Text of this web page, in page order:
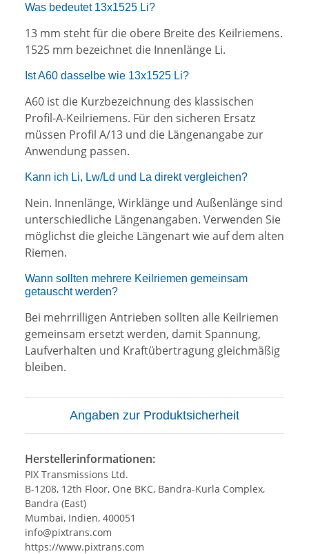
Was bedeutet 13x1525 Li?
13 mm steht für die obere Breite des Keilriemens.
1525 mm bezeichnet die Innenlänge Li.
Ist A60 dasselbe wie 13x1525 Li?
A60 ist die Kurzbezeichnung des klassischen
Profil-A-Keilriemens. Für den sicheren Ersatz
müssen Profil A/13 und die Längenangabe zur
Anwendung passen.
Kann ich Li, Lw/Ld und La direkt vergleichen?
Nein. Innenlänge, Wirklänge und Außenlänge sind
unterschiedliche Längenangaben. Verwenden Sie
möglichst die gleiche Längenart wie auf dem alten
Riemen.
Wann sollten mehrere Keilriemen gemeinsam
getauscht werden?
Bei mehrrilligen Antrieben sollten alle Keilriemen
gemeinsam ersetzt werden, damit Spannung,
Laufverhalten und Kraftübertragung gleichmäßig
bleiben.
Angaben zur Produktsicherheit
Herstellerinformationen:
PIX Transmissions Ltd.
B-1208, 12th Floor, One BKC, Bandra-Kurla Complex,
Bandra (East)
Mumbai, Indien, 400051
info@pixtrans.com
https://www.pixtrans.com